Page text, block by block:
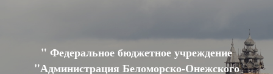
" Федеральное бюджетное учреждение
"Администрация Беломорско-Онежского